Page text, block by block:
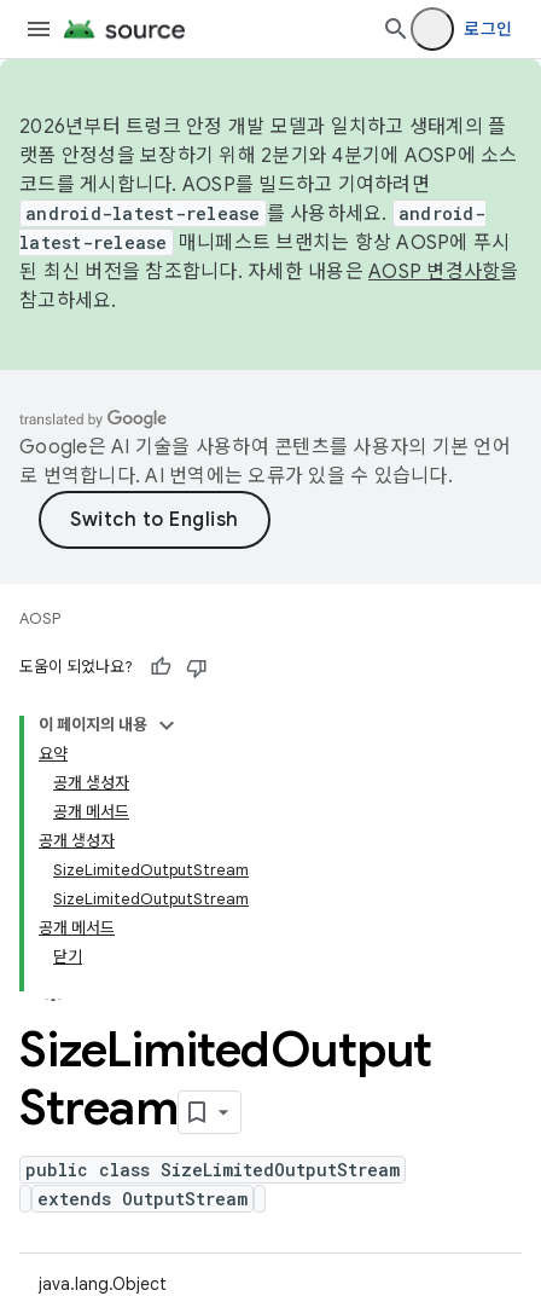
로그인
2026년부터 트렁크 안정 개발 모델과 일치하고 생태계의 플
랫폼 안정성을 보장하기 위해 2분기와 4분기에 AOSP에 소스
코드를 게시합니다. AOSP를 빌드하고 기여하려면
android-latest-release 를 사용하세요.
android-
latest-release
매니페스트 브랜치는 항상 AOSP에 푸시
된 최신 버전을 참조합니다. 자세한 내용은 AOSP 변경사항을
참고하세요.
Google은 AI 기술을 사용하여 콘텐츠를 사용자의 기본 언어
로 번역합니다. AI 번역에는 오류가 있을 수 있습니다.
AOSP
도움이 되었나요?
이 페이지의 내용
요약
공개 생성자
공개 메서드
공개 생성자
SizeLimitedOutputStream
SizeLimitedOutputStream
공개 메서드
닫기
SizeLimitedOutput
Stream
public class SizeLimitedOutputStream
extends OutputStream
java.lang.Object